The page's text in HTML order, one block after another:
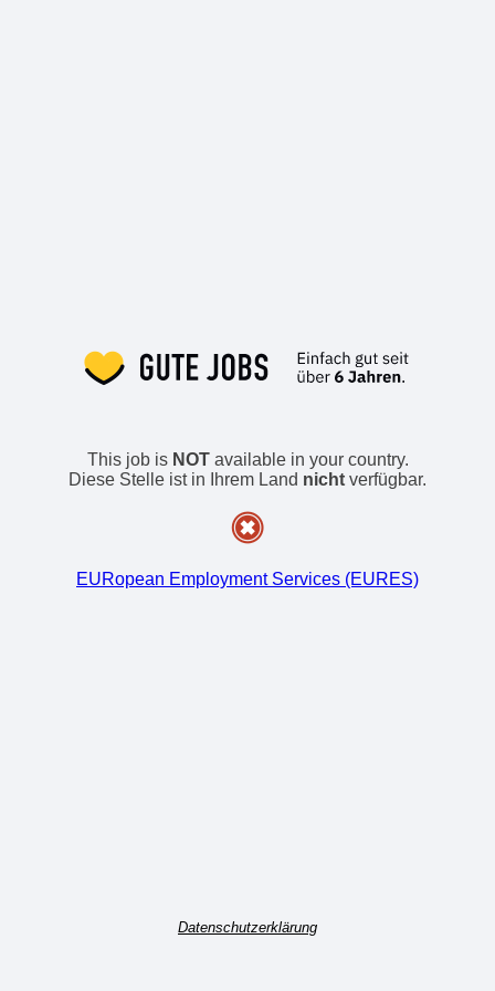
This job is NOTavailable in your country.
Diese Stelle ist in Ihrem Land nicht verfügbar.
EURopean Employment Services (EURES)
Datenschutzerklärung